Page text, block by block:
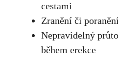
cestami
Zranění či
Nepravidelný
během erekce